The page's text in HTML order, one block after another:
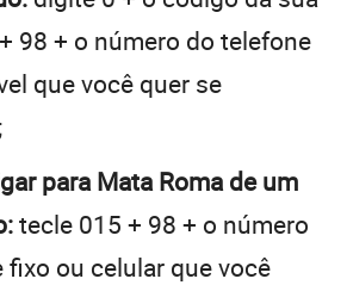
98 + o número do telefone
que você quer se
para Mata Roma de um
tecle 015 + 98 + o número
fixo ou celular que você